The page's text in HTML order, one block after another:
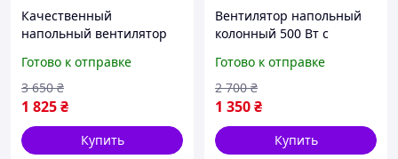
Качественный
напольный вентилятор
скорости, автоповорот и
регулировка высоты для
дома и офиса
Готово к отправке
1 825₴
3 650 ₴
Купить
Вентилятор напольный
колонный 500 Вт с
автоповоротом и 3
скоростями для дома и
офиса
Готово к отправке
1 350₴
2 700 ₴
Купить